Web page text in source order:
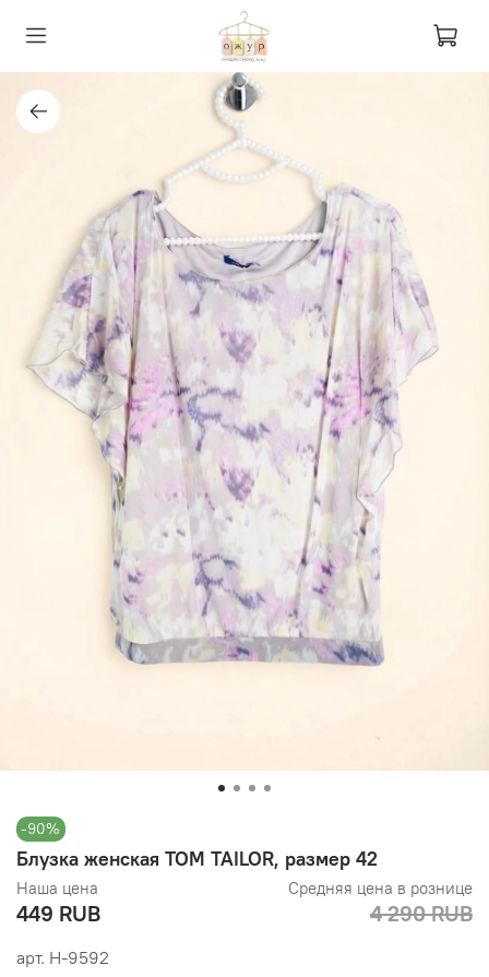
-90%
арт. Н-9592
Блузка женская TOM TAILOR, размер 42
Наша цена
449 RUB
Средняя цена в рознице
4 290 RUB